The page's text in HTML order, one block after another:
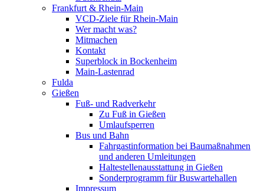
Frankfurt & Rhein-Main
VCD-Ziele für Rhein-Main
Wer macht was?
Mitmachen
Kontakt
Superblock in Bockenheim
Main-Lastenrad
Fulda
Gießen
Fuß- und Radverkehr
Zu Fuß in Gießen
Umlaufsperren
Bus und Bahn
Fahrgastinformation bei Baumaßnahmen
und anderen Umleitungen
Haltestellenausstattung in Gießen
Sonderprogramm für Buswartehallen
Impressum